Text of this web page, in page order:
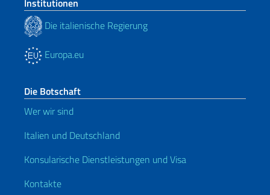
Institutionen
Die italienische Regierung
Europa.eu
Die Botschaft
Wer wir sind
Italien und Deutschland
Konsularische Dienstleistungen und Visa
Kontakte